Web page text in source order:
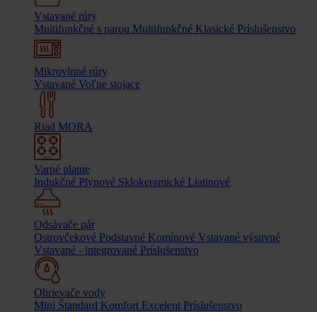
Vstavané rúry
Multifunkčné s parou Multifunkčné Klasické Príslušenstvo
Mikrovlnné rúry
Vstavané Voľne stojace
Riad MORA
Varné platne
Indukčné Plynové Sklokeramické Liatinové
Odsávače pár
Ostrovčekové Podstavné Komínové Vstavané výsuvné
Vstavané - integrované Príslušenstvo
Ohrievače vody
Mini Štandard Komfort Excelent Príslušenstvo